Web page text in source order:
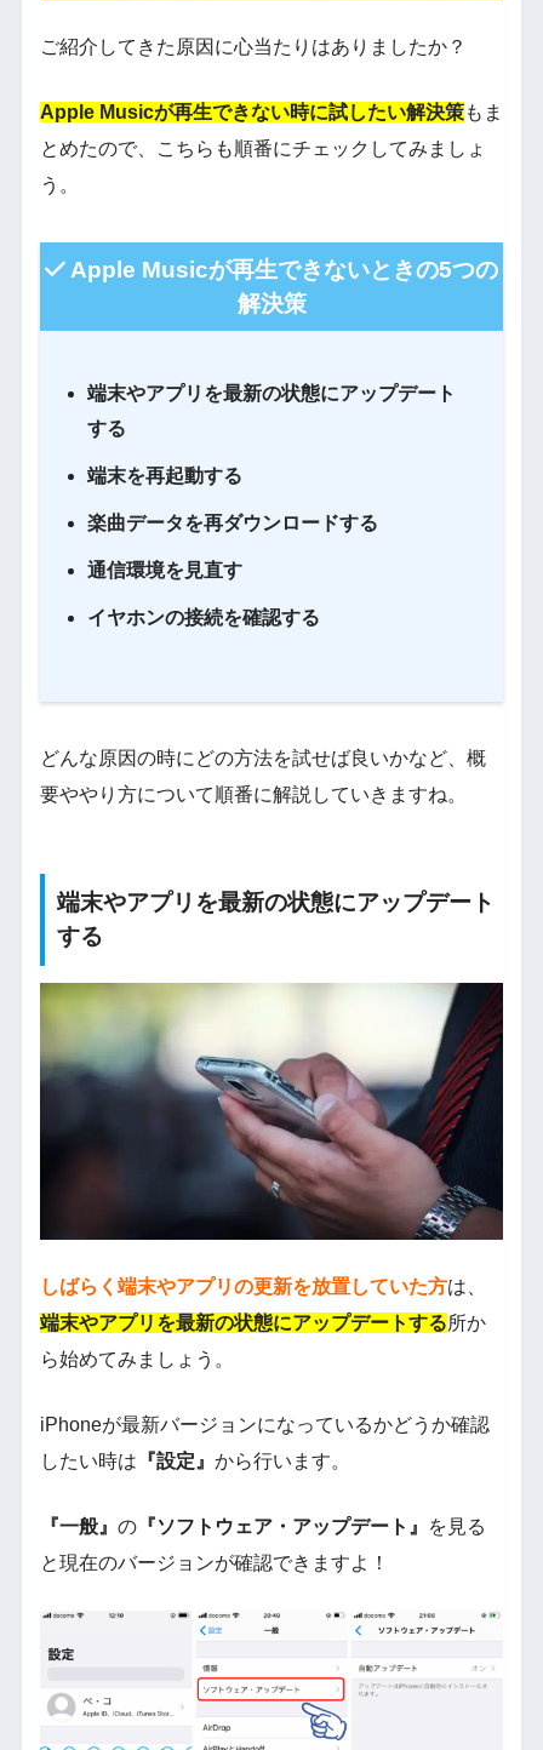
ご紹介してきた原因に心当たりはありましたか？
Apple Musicが再生できない時に試したい解決策もま
とめたので、こちらも順番にチェックしてみましょ
う。
Apple Musicが再生できないときの5つの
解決策
端末やアプリを最新の状態にアップデート
する
端末を再起動する
楽曲データを再ダウンロードする
通信環境を見直す
イヤホンの接続を確認する
どんな原因の時にどの方法を試せば良いかなど、概
要ややり方について順番に解説していきますね。
端末やアプリを最新の状態にアップデート
する
しばらく端末やアプリの更新を放置していた方は、
端末やアプリを最新の状態にアップデートする所か
ら始めてみましょう。
iPhoneが最新バージョンになっているかどうか確認
したい時は 『設定』 から行います。
『一般』 の『ソフトウェア・アップデート』
を見る
と現在のバージョンが確認できますよ！